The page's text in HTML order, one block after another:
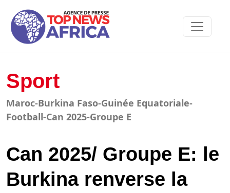
Sport
Maroc-Burkina Faso-Guinée Equatoriale-
Football-Can 2025-Groupe E
Can 2025/ Groupe E: le
Burkina renverse la